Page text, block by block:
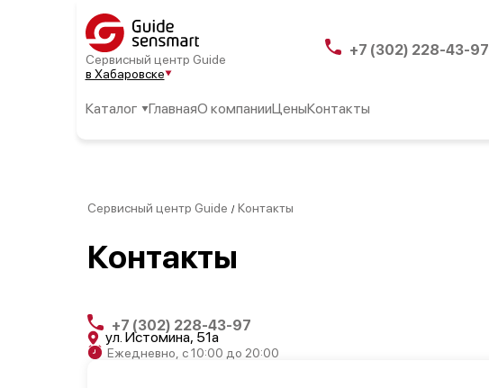
Сервисный центр Guide
в Хабаровске
+7 (302) 228-43-97
Каталог ГлавнаяО компанииЦеныКонтакты
Сервисный центр Guide / Контакты
Контакты
+7 (302) 228-43-97
ул. Истомина, 51а
Ежедневно, с 10:00 до 20:00